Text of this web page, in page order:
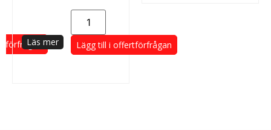
kg kapacitet,
Läs mer Lägg till i offertförfrågan